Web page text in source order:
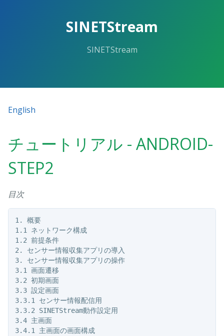
SINETStream
SINETStream
English
チュートリアル - ANDROID-
STEP2
目次
1. 概要
1.1 ネットワーク構成
1.2 前提条件
2. センサー情報収集アプリの導入
3. センサー情報収集アプリの操作
3.1 画面遷移
3.2 初期画面
3.3 設定画面
3.3.1 センサー情報配信用
3.3.2 SINETStream動作設定用
3.4 主画面
3.4.1 主画面の画面構成